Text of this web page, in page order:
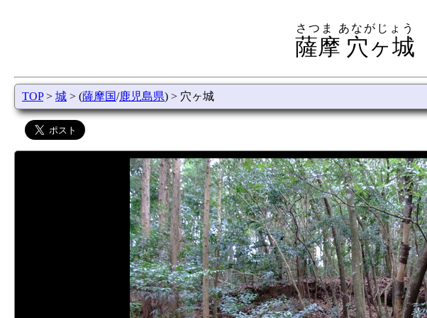
薩摩 穴ヶ城
さつま あながじょう
TOP> 城 > (薩摩国/鹿児島県) > 穴ヶ城